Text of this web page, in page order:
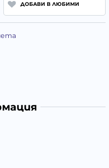
ДОБАВИ В ЛЮБИМИ